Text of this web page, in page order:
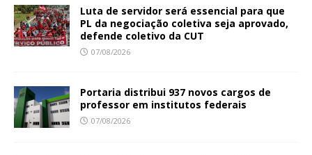
Luta de servidor será essencial para que
PL da negociação coletiva seja aprovado,
defende coletivo da CUT
07/08/2026
Portaria distribui 937 novos cargos de
professor em institutos federais
07/08/2026